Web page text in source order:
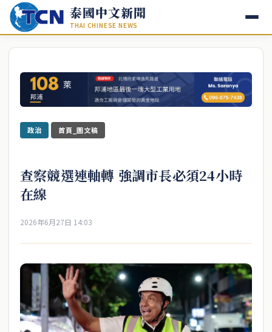
泰國中文新聞
THAI CHINESE NEWS
政治 首頁_圖文稿
查察競選連軸轉 強調市長必須24小時
在線
2026年6月27日 14:03